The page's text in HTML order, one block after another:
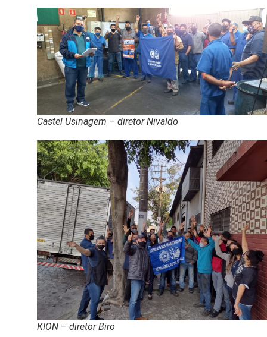
Castel Usinagem – diretor Nivaldo
KION – diretor Biro